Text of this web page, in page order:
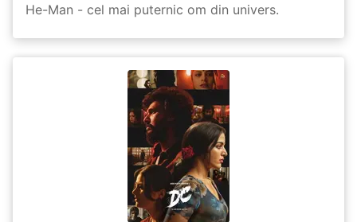
He-Man - cel mai puternic om din univers.